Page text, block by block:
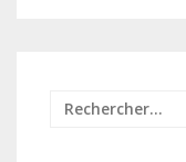
Rechercher :